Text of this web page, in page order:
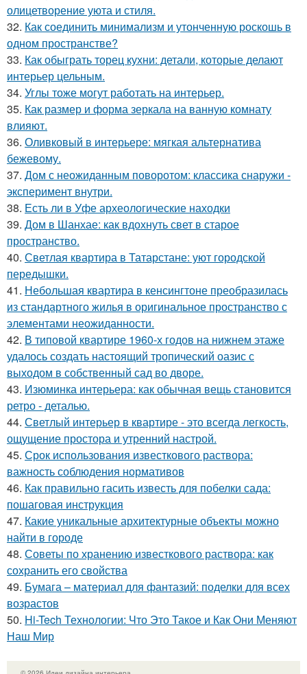
олицетворение уюта и стиля.
32. Как соединить минимализм и утонченную роскошь в
одном пространстве?
33. Как обыграть торец кухни: детали, которые делают
интерьер цельным.
34. Углы тоже могут работать на интерьер.
35. Как размер и форма зеркала на ванную комнату
влияют.
36. Оливковый в интерьере: мягкая альтернатива
бежевому.
37. Дом с неожиданным поворотом: классика снаружи -
эксперимент внутри.
38. Есть ли в Уфе археологические находки
39. Дом в Шанхае: как вдохнуть свет в старое
пространство.
40. Светлая квартира в Татарстане: уют городской
передышки.
41. Небольшая квартира в кенсингтоне преобразилась
из стандартного жилья в оригинальное пространство с
элементами неожиданности.
42. В типовой квартире 1960-х годов на нижнем этаже
удалось создать настоящий тропический оазис с
выходом в собственный сад во дворе.
43. Изюминка интерьера: как обычная вещь становится
ретро - деталью.
44. Светлый интерьер в квартире - это всегда легкость,
ощущение простора и утренний настрой.
45. Срок использования известкового раствора:
важность соблюдения нормативов
46. Как правильно гасить известь для побелки сада:
пошаговая инструкция
47. Какие уникальные архитектурные объекты можно
найти в городе
48. Советы по хранению известкового раствора: как
сохранить его свойства
49. Бумага – материал для фантазий: поделки для всех
возрастов
50. Hi-Tech Технологии: Что Это Такое и Как Они Меняют
Наш Мир